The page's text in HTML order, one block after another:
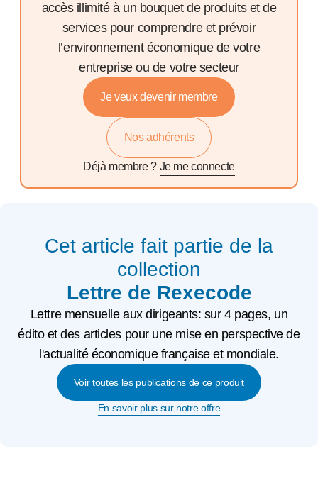
accès illimité à un bouquet de produits et de
services pour comprendre et prévoir
l’environnement économique de votre
entreprise ou de votre secteur
Je veux devenir membre
Nos adhérents
Déjà membre ? Je me connecte
Cet article fait partie de la
collection
Lettre de Rexecode
Lettre mensuelle aux dirigeants: sur 4 pages, un
édito et des articles pour une mise en perspective de
l'actualité économique française et mondiale.
Voir toutes les publications de ce produit
En savoir plus sur notre offre